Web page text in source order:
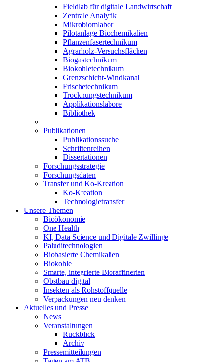
Fieldlab für digitale Landwirtschaft
Zentrale Analytik
Mikrobiomlabor
Pilotanlage Biochemikalien
Pflanzenfasertechnikum
Agrarholz-Versuchsflächen
Biogastechnikum
Biokohletechnikum
Grenzschicht-Windkanal
Frischetechnikum
Trocknungstechnikum
Applikationslabore
Bibliothek
Publikationen
Publikationssuche
Schriftenreihen
Dissertationen
Forschungsstrategie
Forschungsdaten
Transfer und Ko-Kreation
Ko-Kreation
Technologietransfer
Unsere Themen
Bioökonomie
One Health
KI, Data Science und Digitale Zwillinge
Paluditechnologien
Biobasierte Chemikalien
Biokohle
Smarte, integrierte Bioraffinerien
Obstbau digital
Insekten als Rohstoffquelle
Verpackungen neu denken
Aktuelles und Presse
News
Veranstaltungen
Rückblick
Archiv
Pressemitteilungen